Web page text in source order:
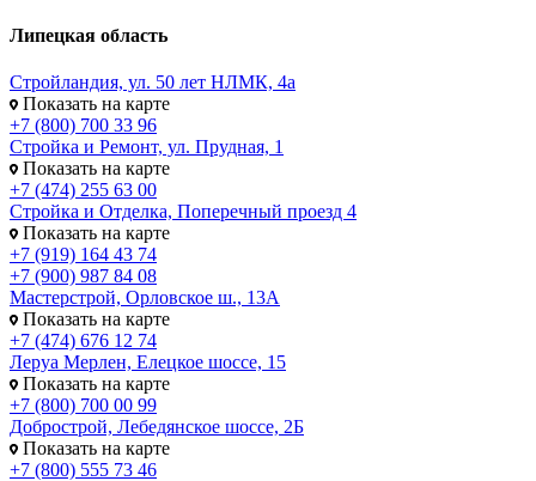
Липецкая область
Стройландия, ул. 50 лет НЛМК, 4а
Показать на карте
+7 (800) 700 33 96
Стройка и Ремонт, ул. Прудная, 1
Показать на карте
+7 (474) 255 63 00
Стройка и Отделка, Поперечный проезд 4
Показать на карте
+7 (919) 164 43 74
+7 (900) 987 84 08
Мастерстрой, Орловское ш., 13А
Показать на карте
+7 (474) 676 12 74
Леруа Мерлен, Елецкое шоссе, 15
Показать на карте
+7 (800) 700 00 99
Добрострой, Лебедянское шоссе, 2Б
Показать на карте
+7 (800) 555 73 46